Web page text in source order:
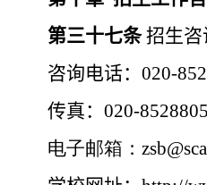
第三十七条招生
咨询电话：020-
传真：020-
电子邮箱：